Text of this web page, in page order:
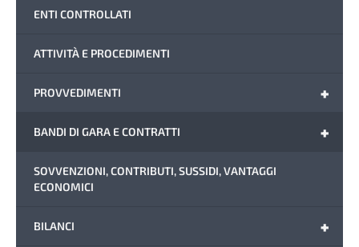
ENTI CONTROLLATI
ATTIVITÀ E PROCEDIMENTI
+
PROVVEDIMENTI
+
BANDI DI GARA E CONTRATTI
SOVVENZIONI, CONTRIBUTI, SUSSIDI, VANTAGGI
ECONOMICI
+
BILANCI